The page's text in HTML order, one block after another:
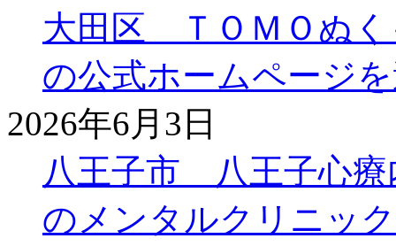
大田区 ＴＯＭＯぬく
の公式ホームページ
2026年6月3日
八王子市 八王子心療
のメンタルクリニッ